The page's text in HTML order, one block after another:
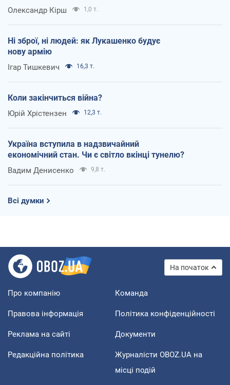
Олександр Кірш 1,0 т.
Ні зброї, ні людей: як Лукашенко будує
нову армію
Ігар Тишкевич 16,3 т.
Коли закінчиться війна?
Юрій Хрістензен 12,3 т.
Україна вступила в надзвичайний
економічний стан. Чи є світло вкінці тунелю?
Вадим Денисенко 9,8 т.
Всі думки
На початок
Про компанію Команда
Правова інформація Політика конфіденційності
Реклама на сайті Документи
Редакційна політика
Журналісти OBOZ.UA на
місці подій